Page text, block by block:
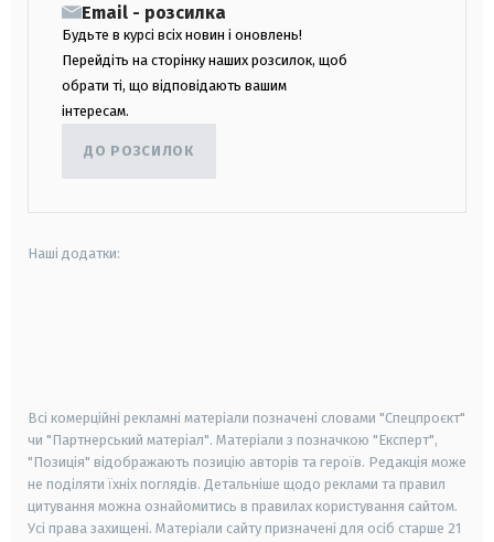
Email - розсилка
Будьте в курсі всіх новин і оновлень!
Перейдіть на сторінку наших розсилок, щоб
обрати ті, що відповідають вашим
інтересам.
ДО РОЗСИЛОК
Наші додатки:
Всі комерційні рекламні матеріали позначені словами "Спецпроєкт"
чи "Партнерський матеріал". Матеріали з позначкою "Експерт",
"Позиція" відображають позицію авторів та героїв. Редакція може
не поділяти їхніх поглядів. Детальніше щодо реклами та правил
цитування можна ознайомитись в правилах користування сайтом.
Усі права захищені. Матеріали сайту призначені для осіб старше 21